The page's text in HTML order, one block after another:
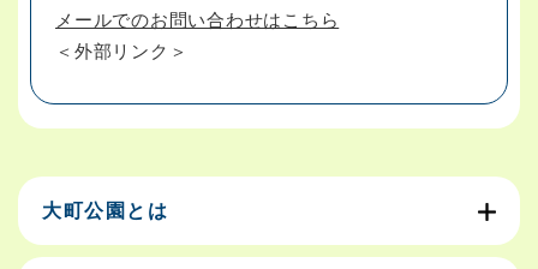
メールでのお問い合わせはこちら
＜外部リンク＞
大町公園とは